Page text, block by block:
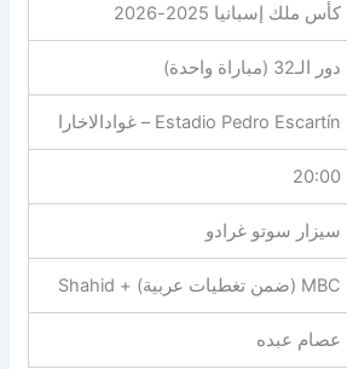
كأس ملك إسبانيا 2025-2026
دور الـ32 (مباراة واحدة)
Estadio Pedro Escartín – غوادالاخارا
20:00
سيزار سوتو غرادو
MBC (ضمن تغطيات عربية) + Shahid
عصام عبده